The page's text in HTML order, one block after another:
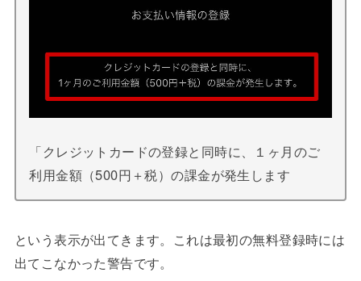
「クレジットカードの登録と同時に、１ヶ月のご
利用金額（500円＋税）の課金が発生します
という表示が出てきます。これは最初の無料登録時には
出てこなかった警告です。